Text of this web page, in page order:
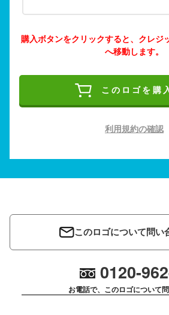
購入ボタンをクリックすると、クレジ
へ移動します。
このロゴを購
利用規約の確認
このロゴについて問い
0120-
お電話で、このロゴについて